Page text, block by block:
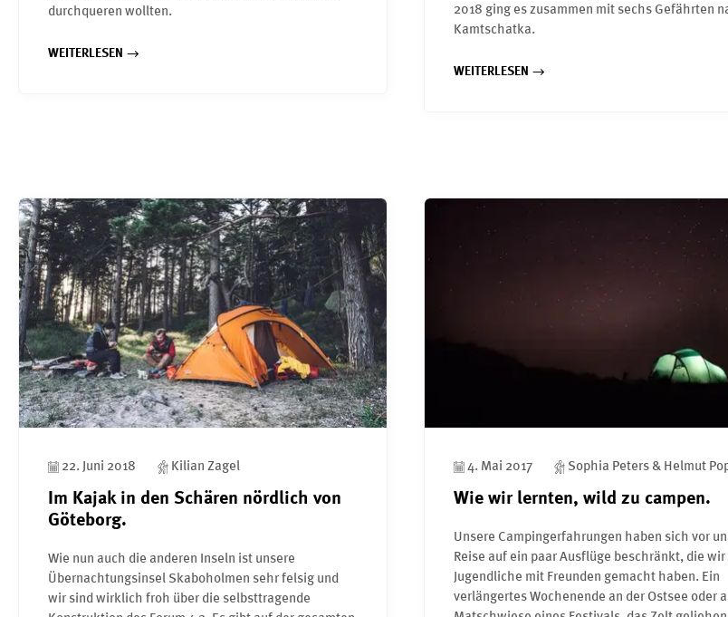
durchqueren wollten.
WEITERLESEN
2018 ging es zusammen mit sechs Gefährten
Kamtschatka.
WEITERLESEN
22. Juni 2018 Kilian Zagel
Im Kajak in den Schären nördlich von
Göteborg.
Wie nun auch die anderen Inseln ist unsere
Übernachtungsinsel Skaboholmen sehr felsig und
wir sind wirklich froh über die selbsttragende
4. Mai 2017 Sophia Peters & Helmut
Wie wir lernten, wild zu campen.
Unsere Campingerfahrungen haben sich vor
Reise auf ein paar Ausflüge beschränkt, die wir
Jugendliche mit Freunden gemacht haben. Ein
verlängertes Wochenende an der Ostsee oder